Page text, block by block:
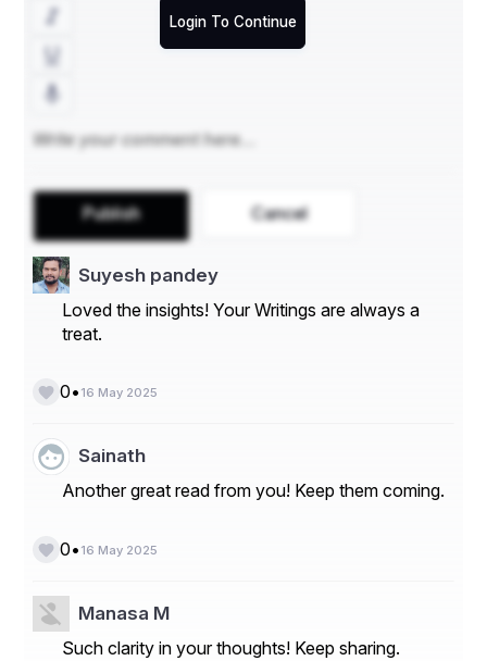
Login To Continue
Publish Cancel
Suyesh pandey
Loved the insights! Your Writings are always a
treat.
0• 16 May 2025
Sainath
Another great read from you! Keep them coming.
0• 16 May 2025
Manasa M
Such clarity in your thoughts! Keep sharing.